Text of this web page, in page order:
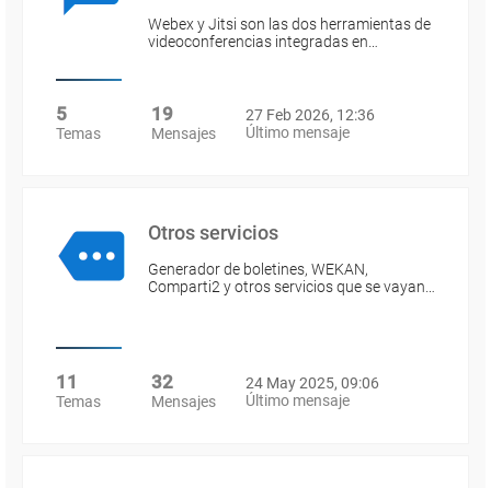
Webex y Jitsi son las dos herramientas de
videoconferencias integradas en…
5
Temas
19
Mensajes
27 Feb 2026, 12:36
Último mensaje
Otros servicios
Generador de boletines, WEKAN,
Comparti2 y otros servicios que se vayan…
11
Temas
32
Mensajes
24 May 2025, 09:06
Último mensaje